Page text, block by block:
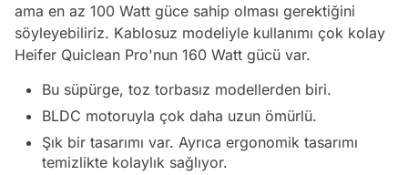
ama en az 100 Watt güce sahip olması gerektiğini
söyleyebiliriz. Kablosuz modeliyle kullanımı çok kolay
Heifer Quiclean Pro'nun 160 Watt gücü var.
Bu süpürge, toz torbasız modellerden biri.
BLDC motoruyla çok daha uzun ömürlü.
Şık bir tasarımı var. Ayrıca ergonomik tasarımı
temizlikte kolaylık sağlıyor.